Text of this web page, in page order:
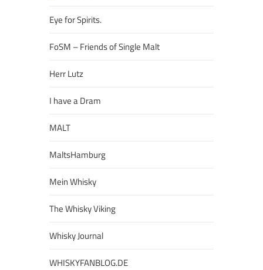
Eye for Spirits.
FoSM – Friends of Single Malt
Herr Lutz
I have a Dram
MALT
MaltsHamburg
Mein Whisky
The Whisky Viking
Whisky Journal
WHISKYFANBLOG.DE